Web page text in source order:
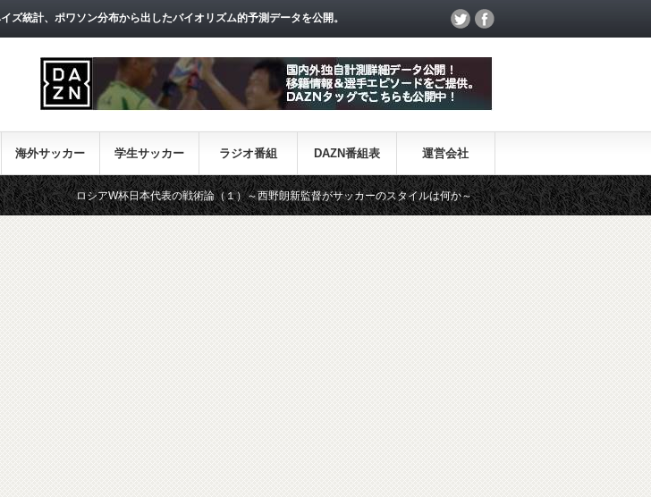
統計、ポワソン分布から出したバイオリズム的予測データを公開。
海外サッカー 学生サッカー ラジオ番組 DAZN番組表 運営会社
アW杯日本代表の戦術論（１）～西野朗新監督がサッカーのスタイルは何か～ 【一覧】J1・J2・J3リーグ「退団・戦